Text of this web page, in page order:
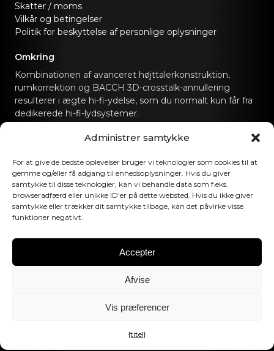
Administrer samtykke
For at give de bedste oplevelser bruger vi teknologier som cookies til at
gemme og/eller få adgang til enhedsoplysninger. Hvis du giver
samtykke til disse teknologier, kan vi behandle data som f.eks.
browseradfærd eller unikke ID'er på dette websted. Hvis du ikke giver
samtykke eller trækker dit samtykke tilbage, kan det påvirke visse
funktioner negativt.
Accepter
Afvise
Vis præferencer
{titel}
Skatter / moms
Vilkår og betingelser
Politik for beskyttelse af personlige oplysninger
Omkring
Kombinationen af avanceret højttalerkonstruktion,
rumkorrektion og BACCH 3D-crosstalk-annullering
resulterer i ægte hi-fi-ydelse, som du normalt kun får fra
dedikerede hi-fi-lydsystemer.
Kontakt os
hello@canvashifi.com Ring til +45 29 75 00 45
CANVAS HiFi ApS
Flade Engvej 4
Momsnummer:DK43519425
Følg os